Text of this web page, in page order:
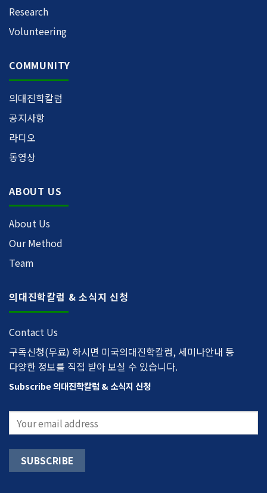
Research
Volunteering
COMMUNITY
의대진학칼럼
공지사항
라디오
동영상
ABOUT US
About Us
Our Method
Team
의대진학칼럼 & 소식지 신청
Contact Us
구독신청(무료) 하시면 미국의대진학칼럼, 세미나안내 등
다양한 정보를 직접 받아 보실 수 있습니다.
Subscribe 의대진학칼럼 & 소식지 신청